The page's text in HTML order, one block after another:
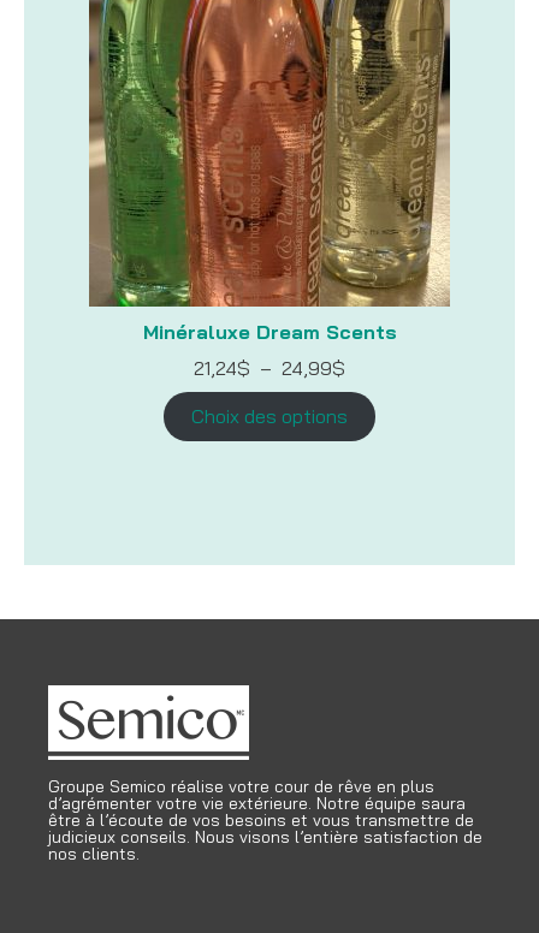
Minéraluxe Dream Scents
21,24$ – 24,99$
prix :
21,24$
à
Choix des options
Groupe Semico réalise votre cour de rêve en plus
d’agrémenter votre vie extérieure. Notre équipe saura
être à l’écoute de vos besoins et vous transmettre de
judicieux conseils. Nous visons l’entière satisfaction de
nos clients.